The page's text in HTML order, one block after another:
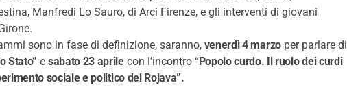
Manfredi Lo Sauro, di Arci Firenze, e gli interventi di giovani
sono in fase di definizione, saranno, venerdì 4 marzoper parlare di
Stato” e sabato 23 aprile con l’incontro “Popolo curdo. Il ruolo dei curdi
sociale e politico del Rojava”.